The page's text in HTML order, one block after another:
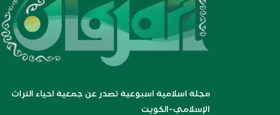
مجلة اسلامية اسبوعية تصدر عن جمعية احياء التراث
الإسلامي-الكويت